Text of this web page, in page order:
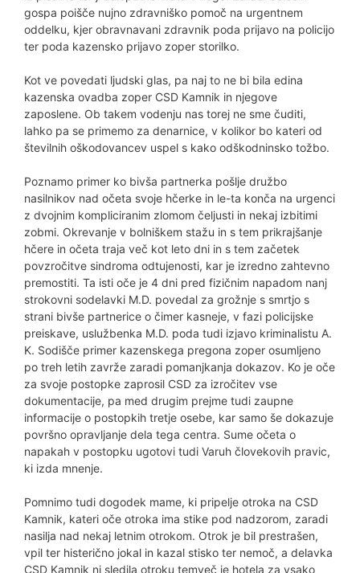
gospa poišče nujno zdravniško pomoč na urgentnem
oddelku, kjer obravnavani zdravnik poda prijavo na policijo
ter poda kazensko prijavo zoper storilko.
Kot ve povedati ljudski glas, pa naj to ne bi bila edina
kazenska ovadba zoper CSD Kamnik in njegove
zaposlene. Ob takem vodenju nas torej ne sme čuditi,
lahko pa se primemo za denarnice, v kolikor bo kateri od
številnih oškodovancev uspel s kako odškodninsko tožbo.
Poznamo primer ko bivša partnerka pošlje družbo
nasilnikov nad očeta svoje hčerke in le-ta konča na urgenci
z dvojnim kompliciranim zlomom čeljusti in nekaj izbitimi
zobmi. Okrevanje v bolniškem stažu in s tem prikrajšanje
hčere in očeta traja več kot leto dni in s tem začetek
povzročitve sindroma odtujenosti, kar je izredno zahtevno
premostiti. Ta isti oče je 4 dni pred fizičnim napadom nanj
strokovni sodelavki M.D. povedal za grožnje s smrtjo s
strani bivše partnerice o čimer kasneje, v fazi policijske
preiskave, uslužbenka M.D. poda tudi izjavo kriminalistu A.
K. Sodišče primer kazenskega pregona zoper osumljeno
po treh letih zavrže zaradi pomanjkanja dokazov. Ko je oče
za svoje postopke zaprosil CSD za izročitev vse
dokumentacije, pa med drugim prejme tudi zaupne
informacije o postopkih tretje osebe, kar samo še dokazuje
površno opravljanje dela tega centra. Sume očeta o
napakah v postopku ugotovi tudi Varuh človekovih pravic,
ki izda mnenje.
Pomnimo tudi dogodek mame, ki pripelje otroka na CSD
Kamnik, kateri oče otroka ima stike pod nadzorom, zaradi
nasilja nad nekaj letnim otrokom. Otrok je bil prestrašen,
vpil ter histerično jokal in kazal stisko ter nemoč, a delavka
CSD Kamnik ni sledila otroku temveč je hotela za vsako